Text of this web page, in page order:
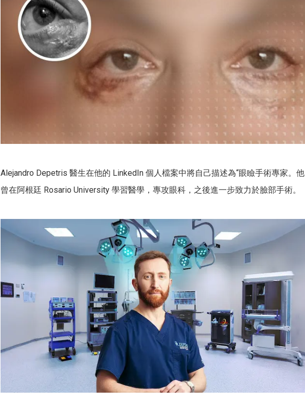
Alejandro Depetris 醫生在他的 LinkedIn 個人檔案中將自己描述為“眼瞼手術專家。他
曾在阿根廷 Rosario University 學習醫學，專攻眼科，之後進一步致力於臉部手術。